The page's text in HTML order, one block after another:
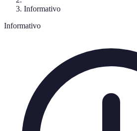
Informativo
Informativo